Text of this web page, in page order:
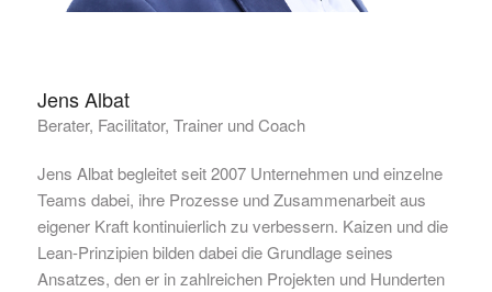
Jens Albat
Berater, Facilitator, Trainer und Coach
Jens Albat begleitet seit 2007 Unternehmen und einzelne
Teams dabei, ihre Prozesse und Zusammenarbeit aus
eigener Kraft kontinuierlich zu verbessern. Kaizen und die
Lean-Prinzipien bilden dabei die Grundlage seines
Ansatzes, den er in zahlreichen Projekten und Hunderten